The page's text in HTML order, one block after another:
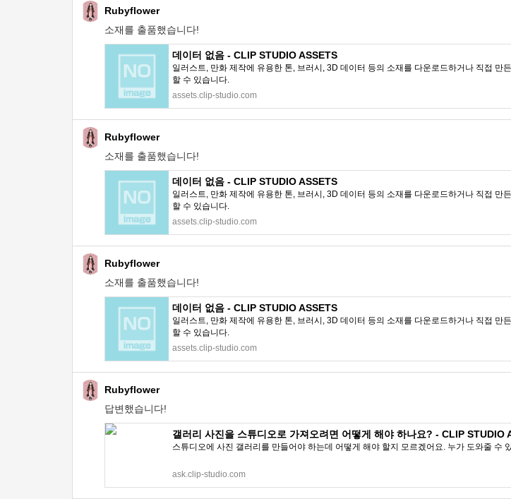
Rubyflower
소재를 출품했습니다!
데이터 없음 - CLIP STUDIO ASSETS
일러스트, 만화 제작에 유용한 톤, 브러시, 3D 데이터 등의 소재를 다운로드하거나 직접
할 수 있습니다.
assets.clip-studio.com
Rubyflower
소재를 출품했습니다!
데이터 없음 - CLIP STUDIO ASSETS
일러스트, 만화 제작에 유용한 톤, 브러시, 3D 데이터 등의 소재를 다운로드하거나 직접
할 수 있습니다.
assets.clip-studio.com
Rubyflower
소재를 출품했습니다!
데이터 없음 - CLIP STUDIO ASSETS
일러스트, 만화 제작에 유용한 톤, 브러시, 3D 데이터 등의 소재를 다운로드하거나 직접
할 수 있습니다.
assets.clip-studio.com
Rubyflower
답변했습니다!
갤러리 사진을 스튜디오로 가져오려면 어떻게 해야 하나요? - CLIP STUDIO
스튜디오에 사진 갤러리를 만들어야 하는데 어떻게 해야 할지 모르겠어요. 누가 도와줄 수
ask.clip-studio.com